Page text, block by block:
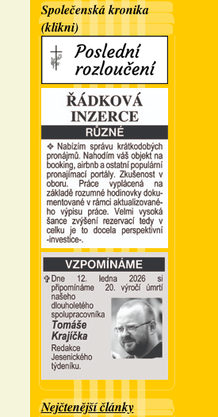
Společenská kronika
(klikni)
Nejčtenější články